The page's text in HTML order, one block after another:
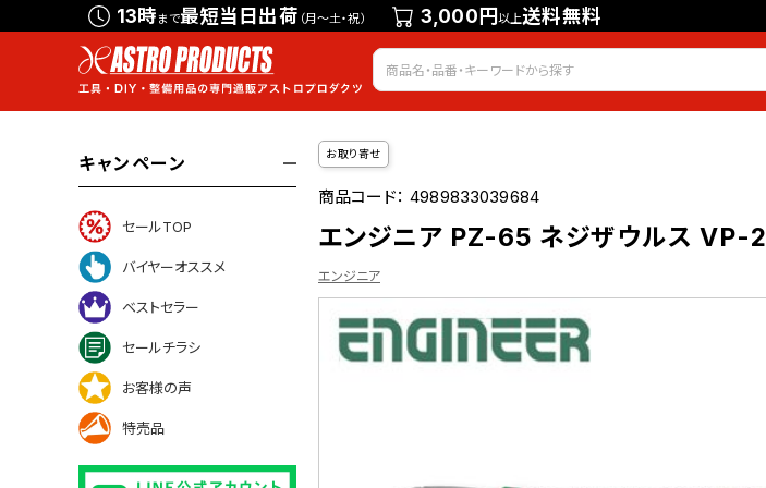
13時まで最短当日出荷 （月～土・祝） 3,000円以上送料無料
会員登録 ログイン お気に入り
キャンペーン
セールTOP
バイヤーオススメ
ベストセラー
セールチラシ
お客様の声
特売品
お取り寄せ
商品コード：4989833039684
エンジニア PZ-65 ネジザウルス VP-2
エンジニア